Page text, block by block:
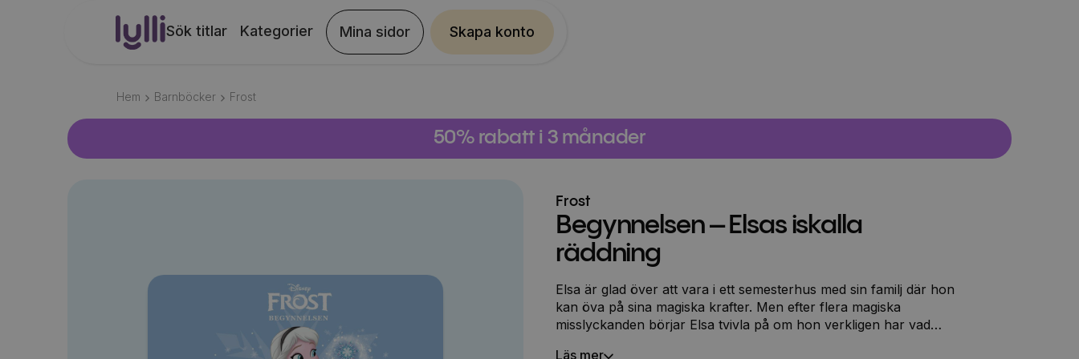
Sök titlar Kategorier Mina sidor Skapa konto
Hem Barnböcker Frost
50% rabatt i 3 månader
Frost
Begynnelsen – Elsas iskalla
räddning
Elsa är glad över att vara i ett semesterhus med sin familj där hon
kan öva på sina magiska krafter. Men efter flera magiska
misslyckanden börjar Elsa tvivla på om hon verkligen har vad
Läs mer